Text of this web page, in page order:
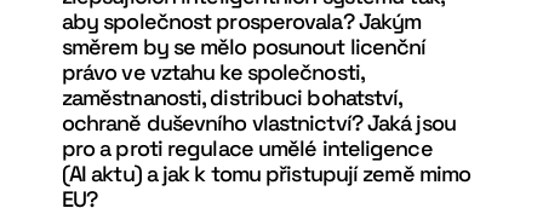
aby společnost prosperovala? Jakým
směrem by se mělo posunout licenční
právo ve vztahu ke společnosti,
zaměstnanosti, distribuci bohatství,
ochraně duševního vlastnictví? Jaká jsou
pro a proti regulace umělé inteligence
(AI aktu) a jak k tomu přistupují země mimo
EU?